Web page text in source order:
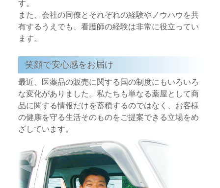
す。
また、会社の同僚とそれぞれの経験やノウハウを共
有するうえでも、看護師の経験は非常に役立ってい
ます。
笑顔で安心感をお届け
最近、医薬品の販売に関する国の制度にもいろいろ
な変化がありました。私たちも単なる薬屋として商
品に関する情報だけを蓄積するのではなく、お客様
の健康を守る生活そのものをご提案できる立場をめ
ざしています。